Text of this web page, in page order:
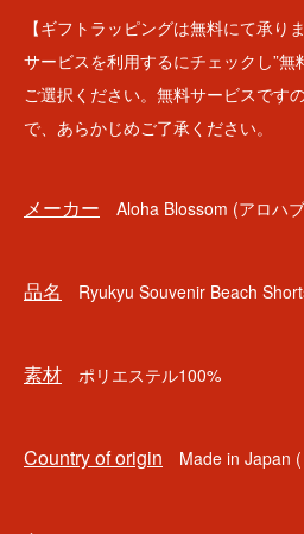
【ギフトラッピングは無料にて承り
サービスを利用するにチェックし”無
ご選択ください。無料サービスです
で、あらかじめご了承ください。
メーカー Aloha Blossom (アロハ
品名 Ryukyu Souvenir Beach
素材 ポリエステル100%
Country of origin Made in Japan (